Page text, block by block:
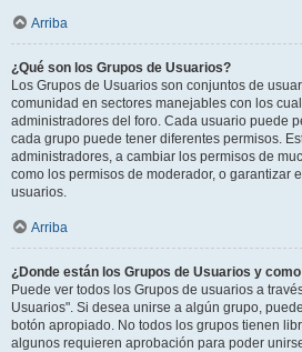
Arriba
¿Qué son los Grupos de Usuarios?
Los Grupos de Usuarios son conjuntos de
comunidad en sectores manejables con los
administradores del foro. Cada usuario puede
cada grupo puede tener diferentes permisos.
administradores, a cambiar los permisos de
como los permisos de moderador, o garantizar
usuarios.
Arriba
¿Donde están los Grupos de Usuarios y
Puede ver todos los Grupos de usuarios a
Usuarios". Si desea unirse a algún grupo,
botón apropiado. No todos los grupos tienen
algunos requieren aprobación para poder